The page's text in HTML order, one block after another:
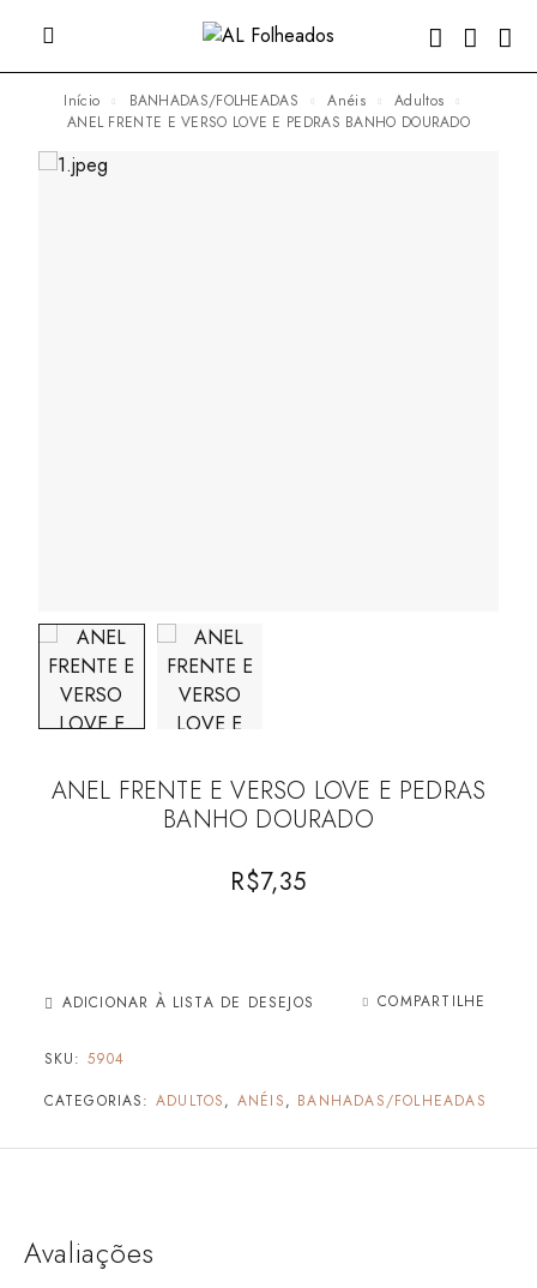
Início BANHADAS/FOLHEADAS Anéis
Adultos
ANEL FRENTE E VERSO LOVE E PEDRAS BANHO DOURADO
ANEL FRENTE E VERSO LOVE E PEDRAS
BANHO DOURADO
R$7,35
ADICIONAR À LISTA DE DESEJOS COMPARTILHE
SKU: 5904
CATEGORIAS: ADULTOS, ANÉIS, BANHADAS/FOLHEADAS
Avaliações